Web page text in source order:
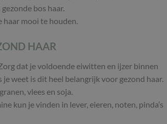
bos haar.
haar mooi te houden.
HAAR
dat je voldoende eiwitten en ijzer binnen
weet is dit heel belangrijk voor gezond haar.
vlees en soja.
kun je vinden in lever, eieren, noten, pinda’s